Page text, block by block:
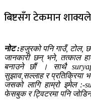
बिष्टसँग टेकमान
नोट :हजुरको पनि गाउँ, टोल,
जानकारी छन् भने, तत्काल
बनाउने छौं । साथै
सुझाव,सल्लाह र प्रतिक्रिया भए
जसको लागि हाम्रो इमेल :-
फेसबुक र ट्विटरमा पनि